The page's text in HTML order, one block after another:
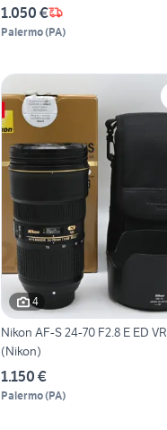
1.050 €
Palermo(PA)
4
Nikon AF-S 24-70 F2.8 E ED VR
(Nikon)
1.150 €
Palermo(PA)